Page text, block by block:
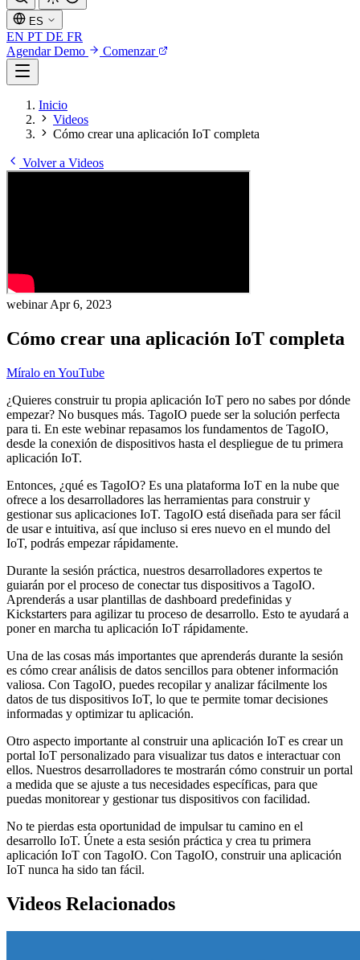
ES
EN PT DE FR
Agendar Demo
Comenzar
Inicio
Videos
Cómo crear una aplicación IoT completa
Volver a Videos
webinarApr 6, 2023
Cómo crear una aplicación IoT completa
Míralo en YouTube
¿Quieres construir tu propia aplicación IoT pero no sabes por dónde
empezar? No busques más. TagoIO puede ser la solución perfecta
para ti. En este webinar repasamos los fundamentos de TagoIO,
desde la conexión de dispositivos hasta el despliegue de tu primera
aplicación IoT.
Entonces, ¿qué es TagoIO? Es una plataforma IoT en la nube que
ofrece a los desarrolladores las herramientas para construir y
gestionar sus aplicaciones IoT. TagoIO está diseñada para ser fácil
de usar e intuitiva, así que incluso si eres nuevo en el mundo del
IoT, podrás empezar rápidamente.
Durante la sesión práctica, nuestros desarrolladores expertos te
guiarán por el proceso de conectar tus dispositivos a TagoIO.
Aprenderás a usar plantillas de dashboard predefinidas y
Kickstarters para agilizar tu proceso de desarrollo. Esto te ayudará a
poner en marcha tu aplicación IoT rápidamente.
Una de las cosas más importantes que aprenderás durante la sesión
es cómo crear análisis de datos sencillos para obtener información
valiosa. Con TagoIO, puedes recopilar y analizar fácilmente los
datos de tus dispositivos IoT, lo que te permite tomar decisiones
informadas y optimizar tu aplicación.
Otro aspecto importante al construir una aplicación IoT es crear un
portal IoT personalizado para visualizar tus datos e interactuar con
ellos. Nuestros desarrolladores te mostrarán cómo construir un portal
a medida que se ajuste a tus necesidades específicas, para que
puedas monitorear y gestionar tus dispositivos con facilidad.
No te pierdas esta oportunidad de impulsar tu camino en el
desarrollo IoT. Únete a esta sesión práctica y crea tu primera
aplicación IoT con TagoIO. Con TagoIO, construir una aplicación
IoT nunca ha sido tan fácil.
Videos Relacionados